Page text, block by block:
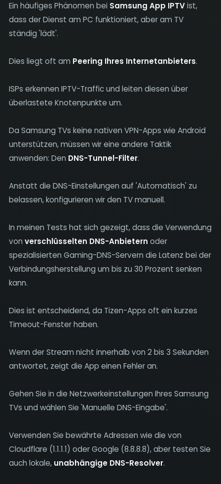
Ein häufiges Phänomen bei Samsung App IPTVist,
dass der Dienst am PC funktioniert, aber am TV
ständig 'lädt'.
Dies liegt oft am Peering Ihres Internetanbieters.
ISPs erkennen IPTV-Traffic und leiten diesen über
überlastete Knotenpunkte um.
Da Samsung TVs keine nativen VPN-Apps wie Android
unterstützen, müssen wir eine andere Taktik
anwenden: Den DNS-Tunnel-Filter.
Anstatt die DNS-Einstellungen auf 'Automatisch' zu
belassen, konfigurieren wir den TV manuell.
In meinen Tests hat sich gezeigt, dass die Verwendung
von verschlüsselten DNS-Anbietern oder
spezialisierten Gaming-DNS-Servern die Latenz bei der
Verbindungsherstellung um bis zu 30 Prozent senken
kann.
Dies ist entscheidend, da Tizen-Apps oft ein kurzes
Timeout-Fenster haben.
Wenn der Stream nicht innerhalb von 2 bis 3 Sekunden
antwortet, zeigt die App einen Fehler an.
Gehen Sie in die Netzwerkeinstellungen Ihres Samsung
TVs und wählen Sie 'Manuelle DNS-Eingabe'.
Verwenden Sie bewährte Adressen wie die von
Cloudflare (1.1.1.1) oder Google (8.8.8.8), aber testen Sie
auch lokale, unabhängige DNS-Resolver.